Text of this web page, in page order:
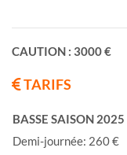
CAUTION : 3000 €
TARIFS
BASSE SAISON 2025
Demi-journée: 260 €